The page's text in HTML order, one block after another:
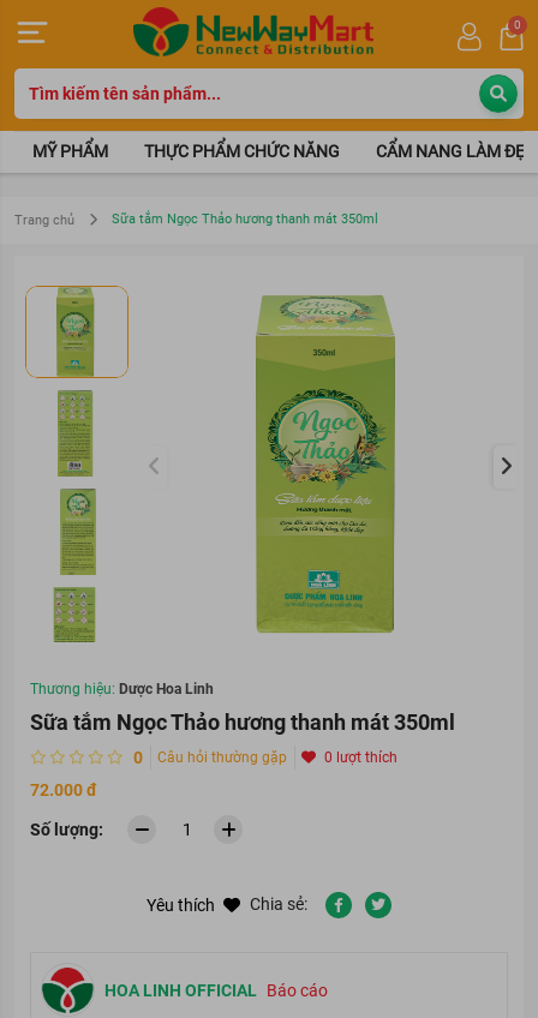
0
MỸ PHẨM THỰC PHẨM CHỨC NĂNG CẨM NANG LÀM ĐẸP
Trang chủ Sữa tắm Ngọc Thảo hương thanh mát 350ml
Thương hiệu: Dược Hoa Linh
Sữa tắm Ngọc Thảo hương thanh mát 350ml
0 Câu hỏi thường gặp 0 lượt thích
72.000 đ
Số lượng:
HOA LINH OFFICIAL Báo cáo
Yêu thích Chia sẻ: